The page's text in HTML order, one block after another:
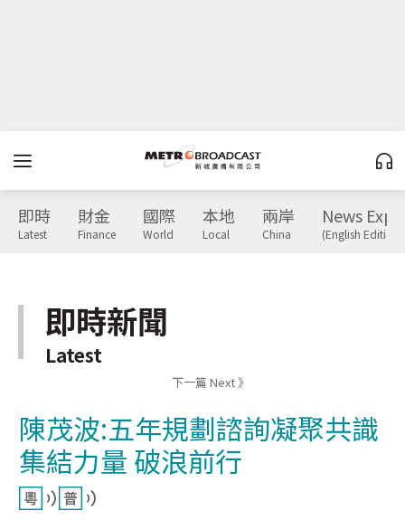
即時
Latest
財金
Finance
國際
World
本地
Local
兩岸
China
News
(English Edition)
即時新聞
Latest
下一篇 Next 》
陳茂波:五年規劃諮詢凝聚共識
集結力量 破浪前行